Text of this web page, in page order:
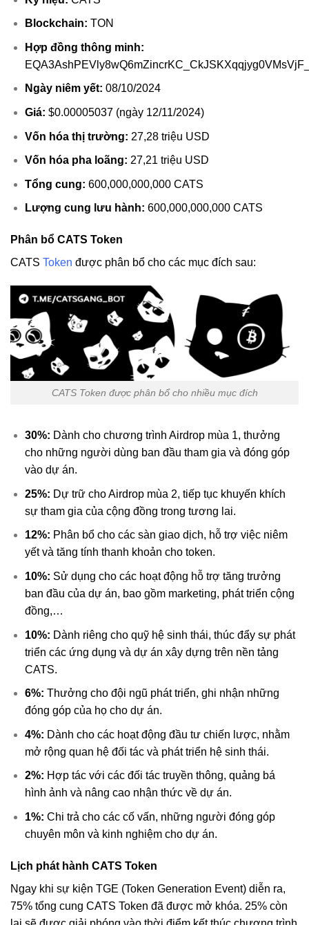
Blockchain: TON
Hợp đồng thông minh:
Ngày niêm yết: 08/10/2024
Giá: $0.00005037 (ngày 12/11/2024)
Vốn hóa thị trường: 27,28 triệu USD
Vốn hóa pha loãng: 27,21 triệu USD
Tổng cung: 600,000,000,000 CATS
Lượng cung lưu hành: 600,000,000,000 CATS
Phân bổ CATS Token
CATS Token được phân bổ cho các mục đích sau:
CATS Token được phân bổ cho nhiều mục đích
30%: Dành cho chương trình Airdrop mùa 1, thưởng
cho những người dùng ban đầu tham gia và đóng góp
vào dự án.
25%: Dự trữ cho Airdrop mùa 2, tiếp tục khuyến khích
sự tham gia của cộng đồng trong tương lai.
12%: Phân bổ cho các sàn giao dịch, hỗ trợ việc niêm
yết và tăng tính thanh khoản cho token.
10%: Sử dụng cho các hoạt động hỗ trợ tăng trưởng
ban đầu của dự án, bao gồm marketing, phát triển cộng
đồng,…
10%: Dành riêng cho quỹ hệ sinh thái, thúc đẩy sự phát
triển các ứng dụng và dự án xây dựng trên nền tảng
CATS.
6%: Thưởng cho đội ngũ phát triển, ghi nhận những
đóng góp của họ cho dự án.
4%: Dành cho các hoạt động đầu tư chiến lược, nhằm
mở rộng quan hệ đối tác và phát triển hệ sinh thái.
2%: Hợp tác với các đối tác truyền thông, quảng bá
hình ảnh và nâng cao nhận thức về dự án.
1%: Chi trả cho các cố vấn, những người đóng góp
chuyên môn và kinh nghiệm cho dự án.
Lịch phát hành CATS Token
Ngay khi sự kiện TGE (Token Generation Event) diễn ra,
75% tổng cung CATS Token đã được mở khóa. 25% còn